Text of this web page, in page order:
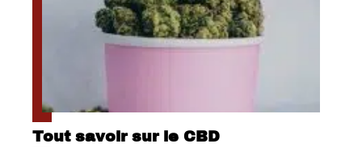
Tout savoir sur le CBD